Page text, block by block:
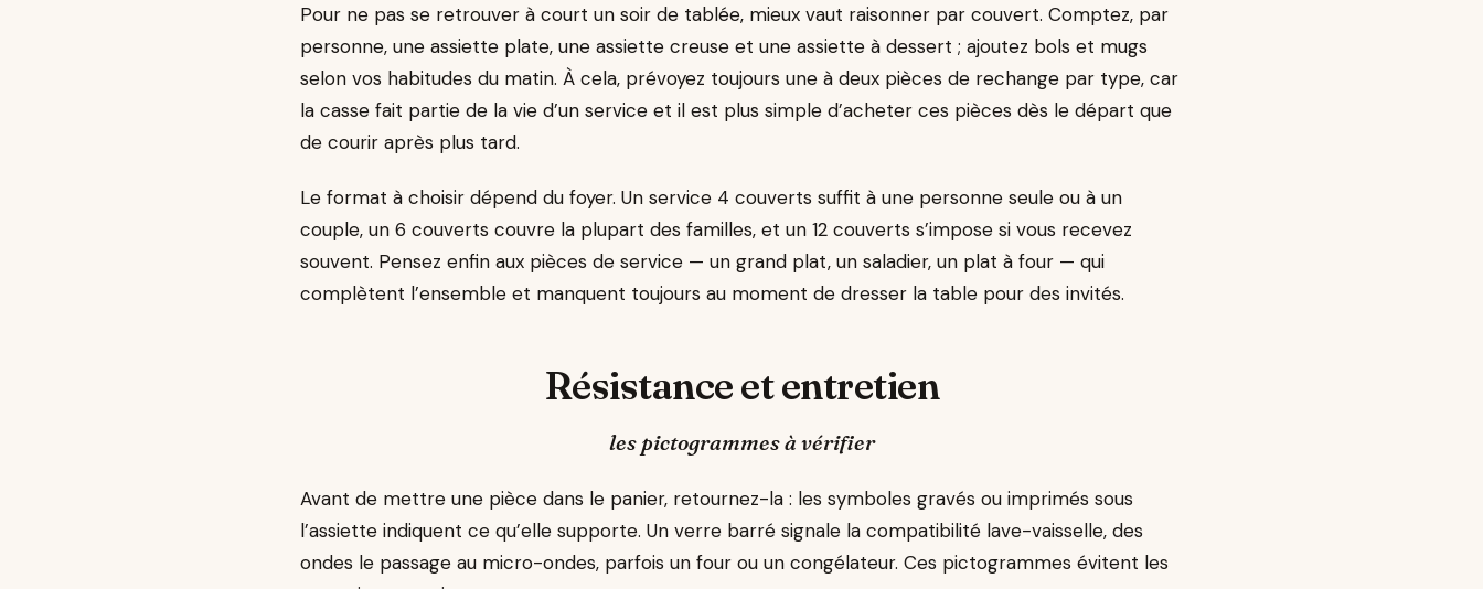
Pour ne pas se retrouver à court un soir de tablée, mieux vaut raisonner par couvert. Comptez, par
personne, une assiette plate, une assiette creuse et une assiette à dessert ; ajoutez bols et mugs
selon vos habitudes du matin. À cela, prévoyez toujours une à deux pièces de rechange par type, car
la casse fait partie de la vie d’un service et il est plus simple d’acheter ces pièces dès le départ que
de courir après plus tard.
Le format à choisir dépend du foyer. Un service 4 couverts suffit à une personne seule ou à un
couple, un 6 couverts couvre la plupart des familles, et un 12 couverts s’impose si vous recevez
souvent. Pensez enfin aux pièces de service — un grand plat, un saladier, un plat à four — qui
complètent l’ensemble et manquent toujours au moment de dresser la table pour des invités.
Résistance et entretien
les pictogrammes à vérifier
Avant de mettre une pièce dans le panier, retournez-la : les symboles gravés ou imprimés sous
l’assiette indiquent ce qu’elle supporte. Un verre barré signale la compatibilité lave-vaisselle, des
ondes le passage au micro-ondes, parfois un four ou un congélateur. Ces pictogrammes évitent les